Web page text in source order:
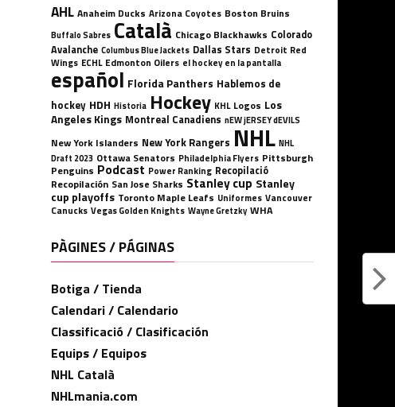
AHL Anaheim Ducks Arizona Coyotes Boston Bruins
Buffalo Sabres Català Chicago Blackhawks Colorado
Avalanche Columbus Blue Jackets Dallas Stars Detroit Red
Wings ECHL Edmonton Oilers el hockey en la pantalla
español Florida Panthers Hablemos de
hockey HDH Historia Hockey KHL Logos Los
Angeles Kings Montreal Canadiens nEW jERSEY dEVILS
New York Islanders New York Rangers NHL NHL
Draft 2023 Ottawa Senators Philadelphia Flyers Pittsburgh
Penguins Podcast Power Ranking Recopilació
Recopilación San Jose Sharks Stanley cup Stanley
cup playoffs Toronto Maple Leafs Uniformes Vancouver
Canucks Vegas Golden Knights Wayne Gretzky WHA
PÀGINES / PÁGINAS
Botiga / Tienda
Calendari / Calendario
Classificació / Clasificación
Equips / Equipos
NHL Català
NHLmania.com